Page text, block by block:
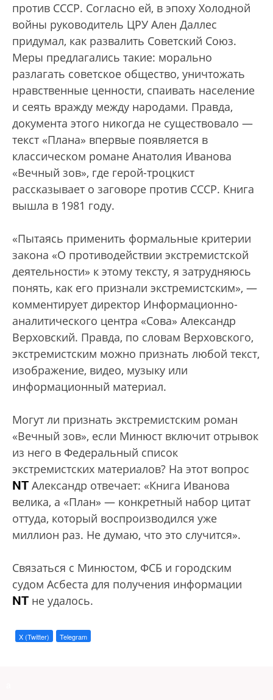
против СССР. Согласно ей, в эпоху Холодной
войны руководитель ЦРУ Ален Даллес
придумал, как развалить Советский Союз.
Меры предлагались такие: морально
разлагать советское общество, уничтожать
нравственные ценности, спаивать население
и сеять вражду между народами. Правда,
документа этого никогда не существовало —
текст «Плана» впервые появляется в
классическом романе Анатолия Иванова
«Вечный зов», где герой-троцкист
рассказывает о заговоре против СССР. Книга
вышла в 1981 году.
«Пытаясь применить формальные критерии
закона «О противодействии экстремистской
деятельности» к этому тексту, я затрудняюсь
понять, как его признали экстремистским», —
комментирует директор Информационно-
аналитического центра «Сова» Александр
Верховский. Правда, по словам Верховского,
экстремистским можно признать любой текст,
изображение, видео, музыку или
информационный материал.
Могут ли признать экстремистским роман
«Вечный зов», если Минюст включит отрывок
из него в Федеральный список
экстремистских материалов? На этот вопрос
NT Александр отвечает: «Книга Иванова
велика, а «План» — конкретный набор цитат
оттуда, который воспроизводился уже
миллион раз. Не думаю, что это случится».
Связаться с Минюстом, ФСБ и городским
судом Асбеста для получения информации
NT не удалось.
X (Twitter) Telegram